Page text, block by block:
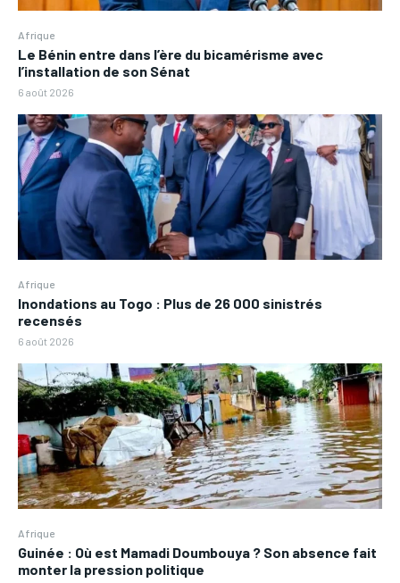
Afrique
Le Bénin entre dans l’ère du bicamérisme avec
l’installation de son Sénat
6 août 2026
Afrique
Inondations au Togo : Plus de 26 000 sinistrés
recensés
6 août 2026
Afrique
Guinée : Où est Mamadi Doumbouya ? Son absence fait
monter la pression politique